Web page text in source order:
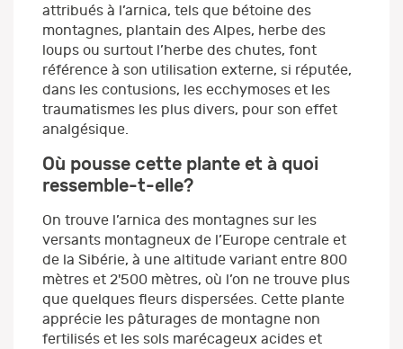
attribués à l’arnica, tels que bétoine des
montagnes, plantain des Alpes, herbe des
loups ou surtout l’herbe des chutes, font
référence à son utilisation externe, si réputée,
dans les contusions, les ecchymoses et les
traumatismes les plus divers, pour son effet
analgésique.
Où pousse cette plante et à quoi
ressemble-t-elle?
On trouve l’arnica des montagnes sur les
versants montagneux de l’Europe centrale et
de la Sibérie, à une altitude variant entre 800
mètres et 2'500 mètres, où l’on ne trouve plus
que quelques fleurs dispersées. Cette plante
apprécie les pâturages de montagne non
fertilisés et les sols marécageux acides et